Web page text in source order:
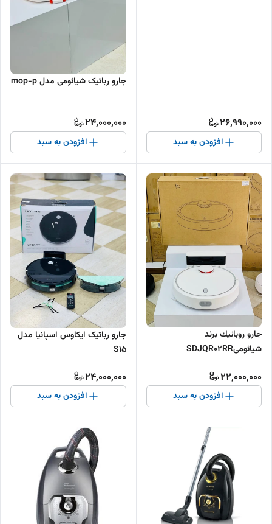
26,990,000
افزودن به سبد
جارو رباتیک شیائومی مدل mop-p
24,000,000
افزودن به سبد
جارو روباتيك برند
شیائومیSDJQR02RR
22,000,000
افزودن به سبد
جارو رباتیک ایکاوس اسپانیا مدل
S15
24,000,000
افزودن به سبد